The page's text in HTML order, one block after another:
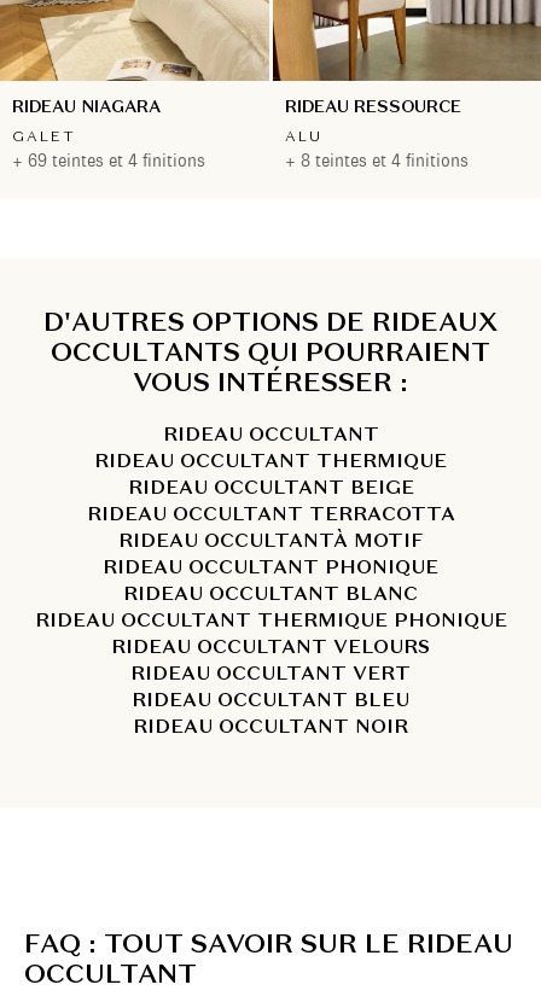
RIDEAU NIAGARA
GALET
+ 69 teintes et 4 finitions
RIDEAU RESSOURCE
ALU
+ 8 teintes et 4 finitions
D'AUTRES OPTIONS DE RIDEAUX
OCCULTANTS QUI POURRAIENT
VOUS INTÉRESSER :
RIDEAU OCCULTANT
RIDEAU OCCULTANT THERMIQUE
RIDEAU OCCULTANT BEIGE
RIDEAU OCCULTANT TERRACOTTA
RIDEAU OCCULTANTÀ MOTIF
RIDEAU OCCULTANT PHONIQUE
RIDEAU OCCULTANT BLANC
RIDEAU OCCULTANT THERMIQUE PHONIQUE
RIDEAU OCCULTANT VELOURS
RIDEAU OCCULTANT VERT
RIDEAU OCCULTANT BLEU
RIDEAU OCCULTANT NOIR
FAQ : TOUT SAVOIR SUR LE RIDEAU
OCCULTANT